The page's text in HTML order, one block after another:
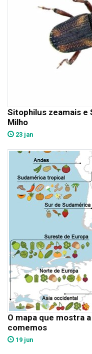
Sitophilus zeamais e
Milho
23 jan
O mapa que mostra
comemos
19 jun